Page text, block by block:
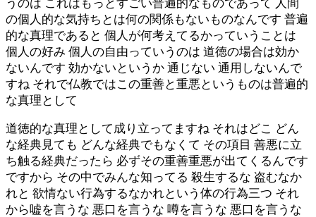
うのは これはもっとすごい普遍的なものであって 人間
の個人的な気持ちとは何の関係もないものなんです 普遍
的な真理であると 個人が何考えてるかっていうことは
個人の好み 個人の自由っていうのは 道徳の場合は効か
ないんです 効かないというか 通じない 通用しないんで
すね それで仏教ではこの重善と重悪というものは普遍的
な真理として
道徳的な真理として成り立ってますね それはどこ どん
な経典見ても どんな経典でもなくて その項目 善悪に立
ち触る経典だったら 必ずその重善重悪が出てくるんです
ですから その中でみんな知ってる 殺生するな 盗むなか
れと 欲情ない行為するなかれという体の行為三つ それ
から嘘を言うな 悪口を言うな 噂を言うな 悪口を言うな